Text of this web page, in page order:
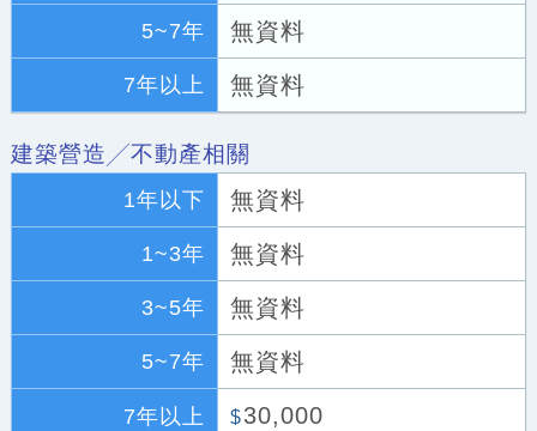
5~7年 無資料
7年以上 無資料
建築營造╱不動產相關
1年以下 無資料
1~3年 無資料
3~5年 無資料
5~7年 無資料
7年以上 $30,000